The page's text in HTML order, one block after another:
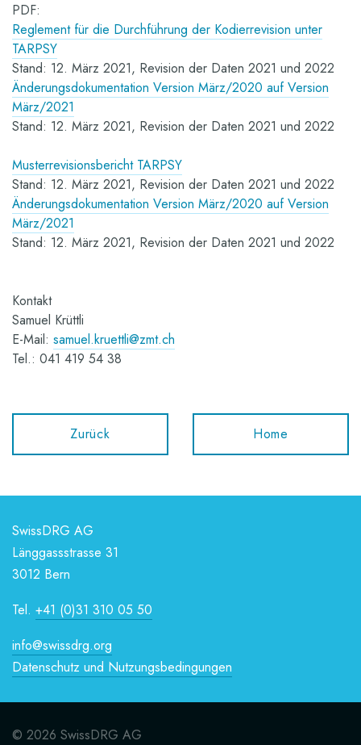
PDF:
Reglement für die Durchführung der Kodierrevision unter
TARPSY
Stand: 12. März 2021, Revision der Daten 2021 und 2022
Änderungsdokumentation Version März/2020 auf Version
März/2021
Stand: 12. März 2021, Revision der Daten 2021 und 2022
Musterrevisionsbericht TARPSY
Stand: 12. März 2021, Revision der Daten 2021 und 2022
Änderungsdokumentation Version März/2020 auf Version
März/2021
Stand: 12. März 2021, Revision der Daten 2021 und 2022
Kontakt
Samuel Krüttli
E-Mail: samuel.kruettli@zmt.ch
Tel.: 041 419 54 38
Zurück Home
SwissDRG AG
Länggassstrasse 31
3012 Bern
Tel. +41 (0)31 310 05 50
info@swissdrg.org
Datenschutz und Nutzungsbedingungen
© 2026 SwissDRG AG